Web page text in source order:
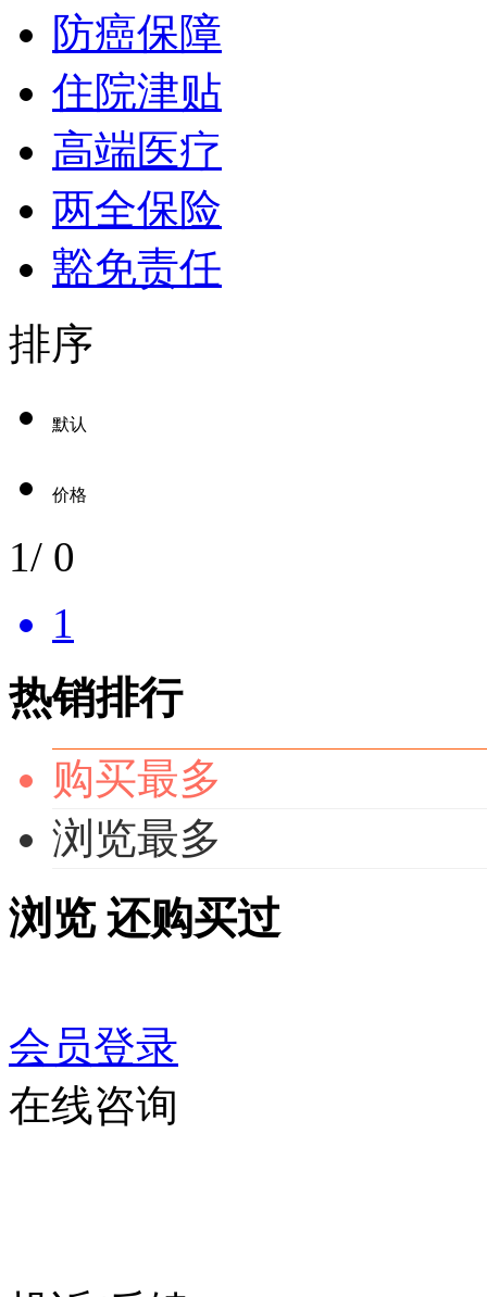
防癌保障
住院津贴
高端医疗
两全保险
豁免责任
排序
默认
价格
1/ 0
1
热销排行
购买最多
浏览最多
浏览 还购买过
会员登录
在线咨询